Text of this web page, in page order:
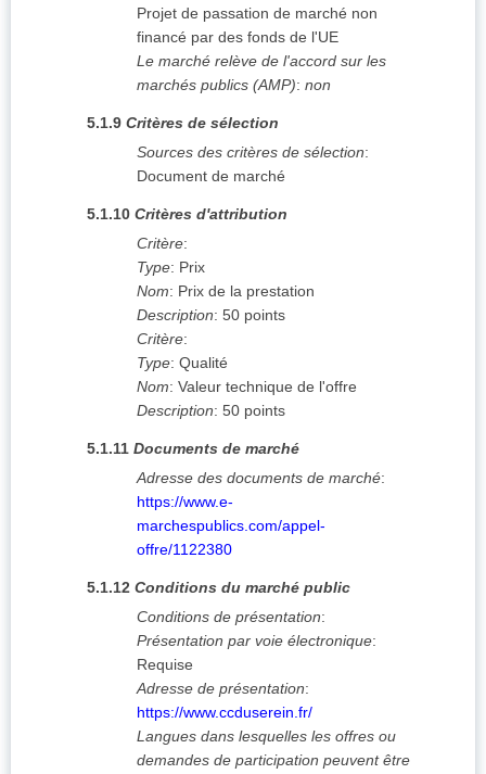
Projet de passation de marché non
financé par des fonds de l'UE
Le marché relève de l'accord sur les
marchés publics (AMP): non
5.1.9 Critères de sélection
Sources des critères de sélection:
Document de marché
5.1.10 Critères d'attribution
Critère:
Type: Prix
Nom: Prix de la prestation
Description: 50 points
Critère:
Type: Qualité
Nom: Valeur technique de l'offre
Description: 50 points
5.1.11 Documents de marché
Adresse des documents de marché:
https://www.e-
marchespublics.com/appel-
offre/1122380
5.1.12 Conditions du marché public
Conditions de présentation:
Présentation par voie électronique:
Requise
Adresse de présentation:
https://www.ccduserein.fr/
Langues dans lesquelles les offres ou
demandes de participation peuvent être